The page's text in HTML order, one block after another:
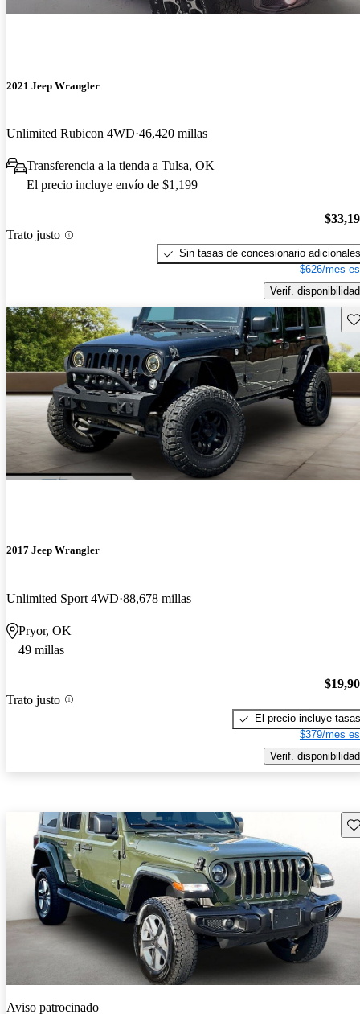
2021 Jeep Wrangler
Unlimited Rubicon 4WD 46,420 millas
Transferencia a la tienda a Tulsa, OK
El precio incluye envío de $1,199
Trato justo
Sin tasas de concesionario adicionales
$626/mes
Verif. disponibilidad
2017 Jeep Wrangler
Unlimited Sport 4WD 88,678 millas
Pryor, OK
49 millas
Trato justo
El precio incluye tasas
$379/mes
Verif. disponibilidad
Aviso patrocinado